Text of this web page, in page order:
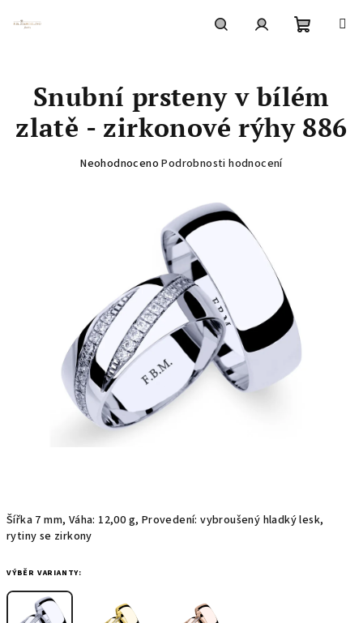
košík
Šířka 7 mm, Váha: 12,00 g, Provedení: vybroušený hladký lesk,
rytiny se zirkony
VÝBĚR VARIANTY:
Snubní prsteny v bílém
zlatě - zirkonové rýhy 886
Průměrné
Neohodnoceno Podrobnosti hodnocení